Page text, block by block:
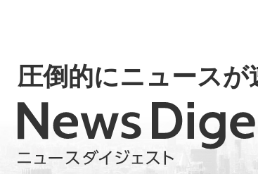
圧倒的にニュースが